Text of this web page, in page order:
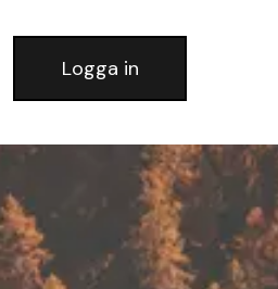
Logga in